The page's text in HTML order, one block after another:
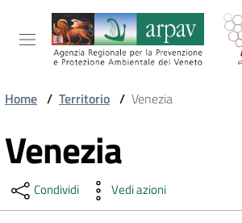
Salta al contenuto
Salta alla navigazione
Salta al footer
TEMI
AMBIENTALI
Home / Territorio / Venezia
Vai al contenuto
Venezia
Condividi Vedi azioni